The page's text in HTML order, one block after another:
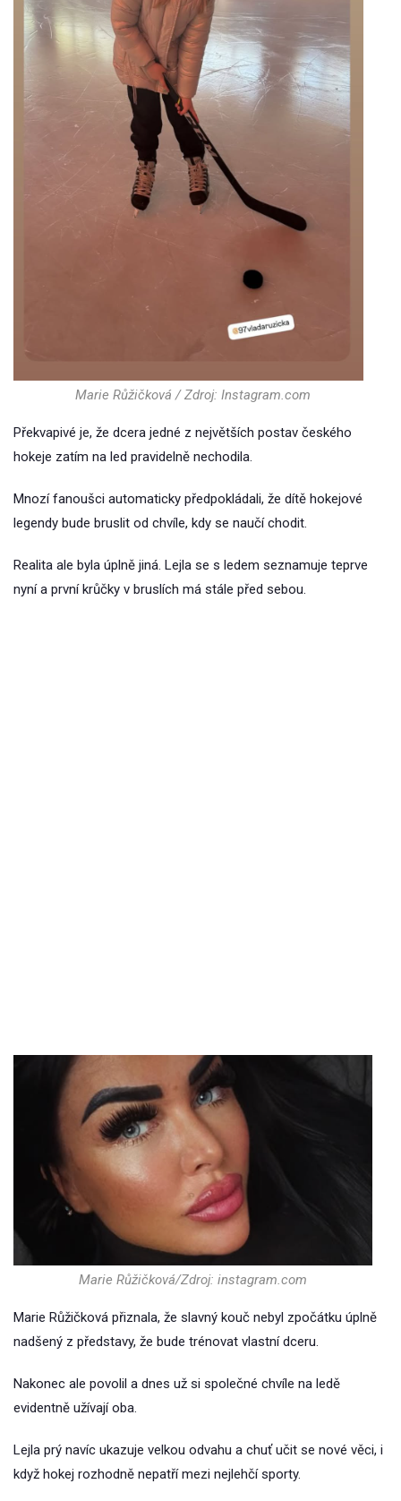
Marie Růžičková / Zdroj: Instagram.com
Překvapivé je, že dcera jedné z největších postav českého
hokeje zatím na led pravidelně nechodila.
Mnozí fanoušci automaticky předpokládali, že dítě hokejové
legendy bude bruslit od chvíle, kdy se naučí chodit.
Realita ale byla úplně jiná. Lejla se s ledem seznamuje teprve
nyní a první krůčky v bruslích má stále před sebou.
Marie Růžičková/Zdroj: instagram.com
Marie Růžičková přiznala, že slavný kouč nebyl zpočátku úplně
nadšený z představy, že bude trénovat vlastní dceru.
Nakonec ale povolil a dnes už si společné chvíle na ledě
evidentně užívají oba.
Lejla prý navíc ukazuje velkou odvahu a chuť učit se nové věci, i
když hokej rozhodně nepatří mezi nejlehčí sporty.